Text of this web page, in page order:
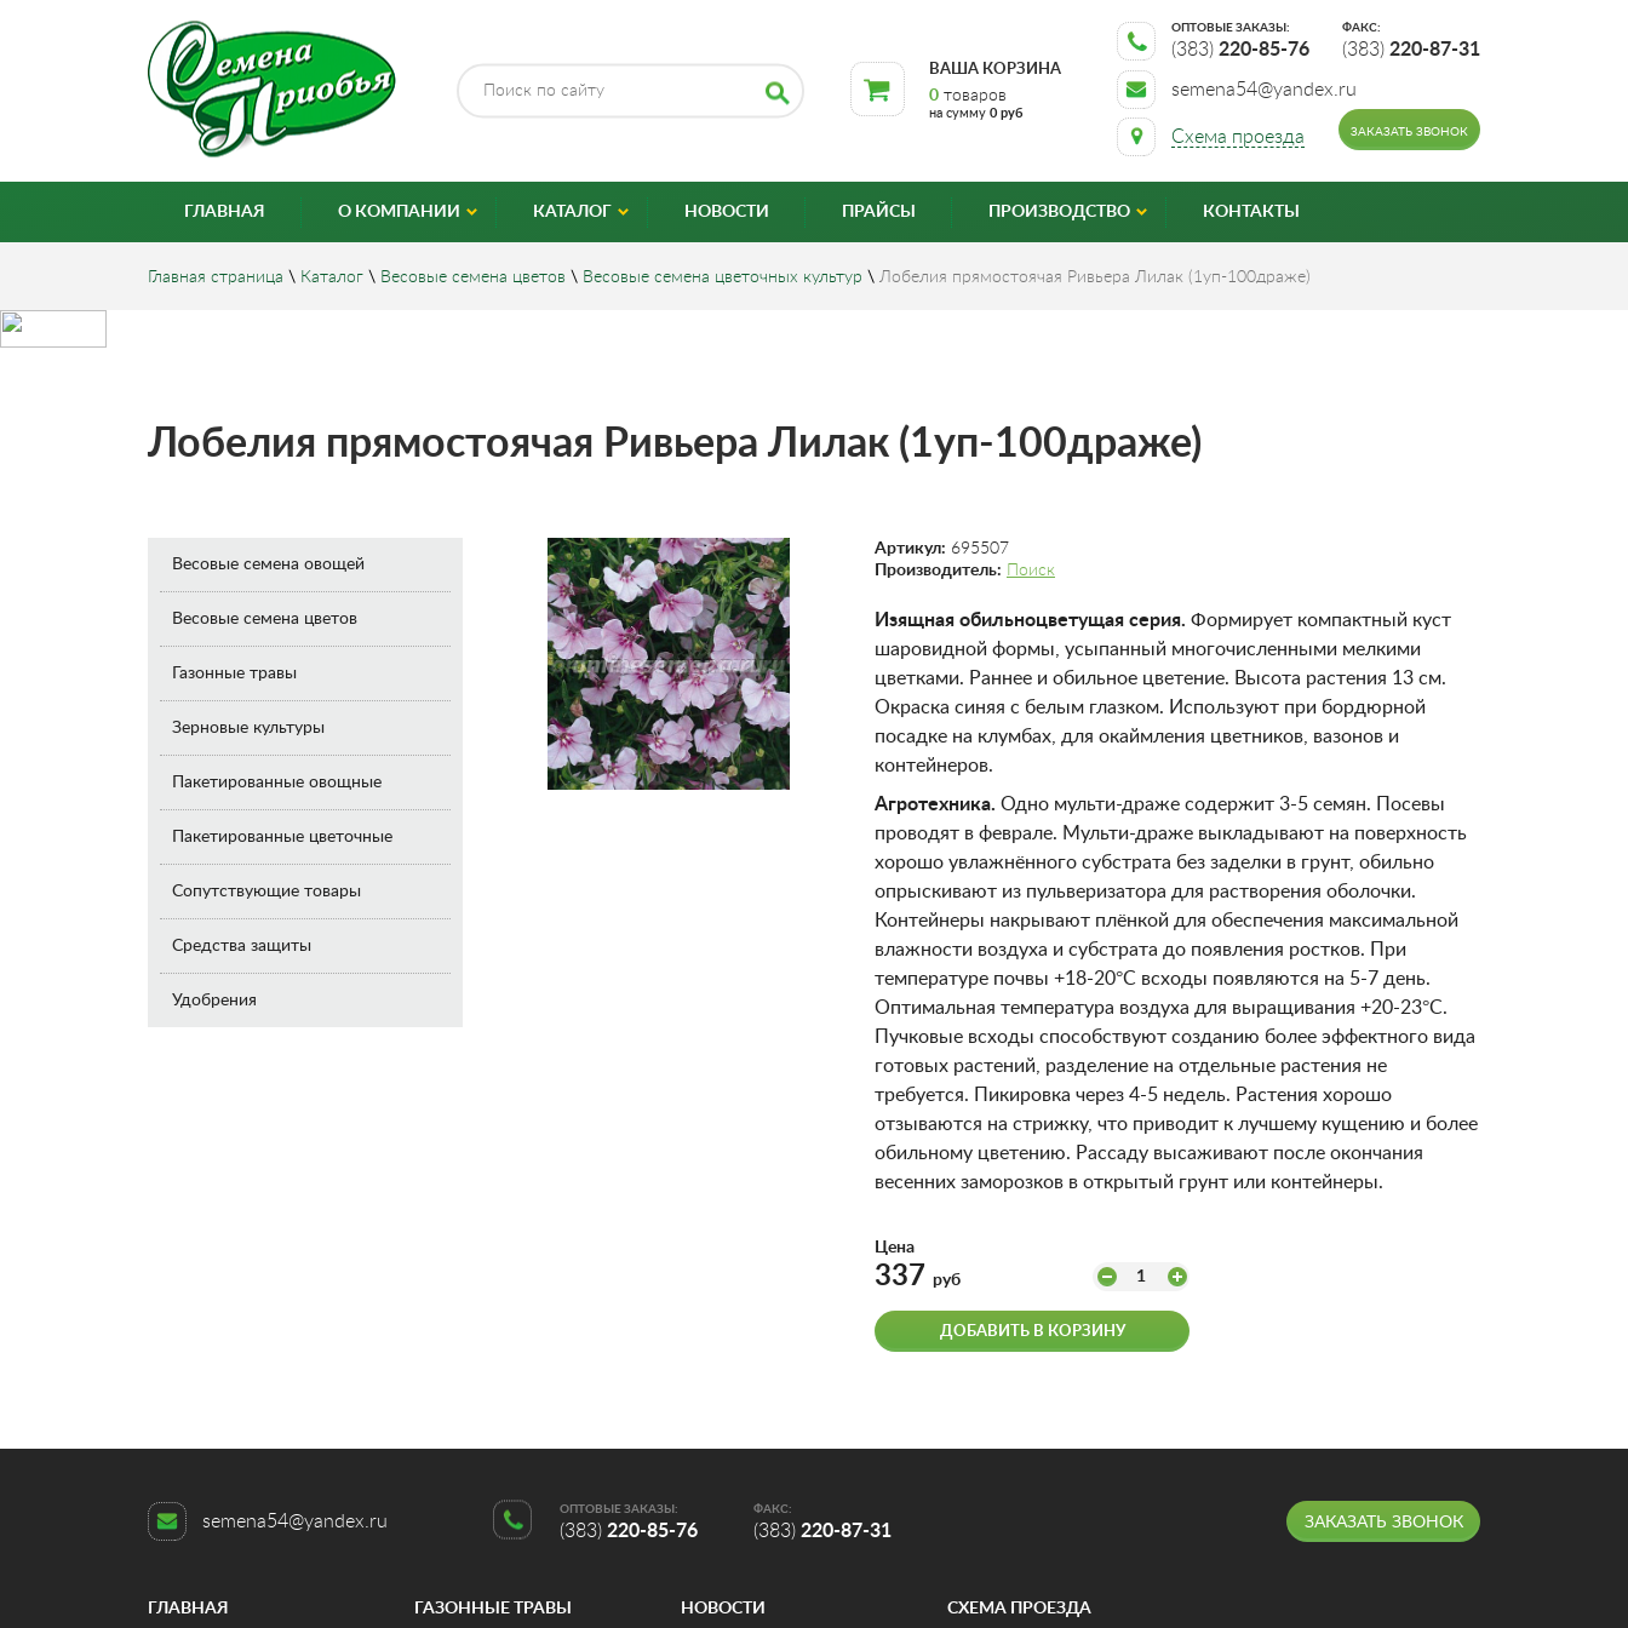
ВАША КОРЗИНА
0 товаров
на сумму 0 руб
Схема проезда
semena54@yandex.ru
ОПТОВЫЕ ЗАКАЗЫ:
(383) 220-85-76
ФАКС:
(383) 220-87-31
ЗАКАЗАТЬ ЗВОНОК
ГЛАВНАЯ О КОМПАНИИ КАТАЛОГ НОВОСТИ ПРАЙСЫ ПРОИЗВОДСТВО КОНТАКТЫ
Главная страница \ Каталог \ Весовые семена цветов \ Весовые семена цветочных культур \ Лобелия прямостоячая Ривьера Лилак (1уп-100драже)
Лобелия прямостоячая Ривьера Лилак (1уп-100драже)
Весовые семена овощей
Весовые семена цветов
Газонные травы
Зерновые культуры
Пакетированные овощные
Пакетированные цветочные
Сопутствующие товары
Средства защиты
Удобрения
Артикул: 695507
Производитель:
Поиск
Изящная обильноцветущая серия. Формирует компактный куст
шаровидной формы, усыпанный многочисленными мелкими
цветками. Раннее и обильное цветение. Высота растения 13 см.
Окраска синяя с белым глазком. Используют при бордюрной
посадке на клумбах, для окаймления цветников, вазонов и
контейнеров.
Агротехника. Одно мульти-драже содержит 3-5 семян. Посевы
проводят в феврале. Мульти-драже выкладывают на поверхность
хорошо увлажнённого субстрата без заделки в грунт, обильно
опрыскивают из пульверизатора для растворения оболочки.
Контейнеры накрывают плёнкой для обеспечения максимальной
влажности воздуха и субстрата до появления ростков. При
температуре почвы +18-20°C всходы появляются на 5-7 день.
Оптимальная температура воздуха для выращивания +20-23°C.
Пучковые всходы способствуют созданию более эффектного вида
готовых растений, разделение на отдельные растения не
требуется. Пикировка через 4-5 недель. Растения хорошо
отзываются на стрижку, что приводит к лучшему кущению и более
обильному цветению. Рассаду высаживают после окончания
весенних заморозков в открытый грунт или контейнеры.
Цена
337 руб 1
ДОБАВИТЬ В КОРЗИНУ
semena54@yandex.ru
ОПТОВЫЕ ЗАКАЗЫ:
(383) 220-85-76
ФАКС:
(383) 220-87-31 ЗАКАЗАТЬ ЗВОНОК
ГЛАВНАЯ ГАЗОННЫЕ ТРАВЫ НОВОСТИ СХЕМА ПРОЕЗДА